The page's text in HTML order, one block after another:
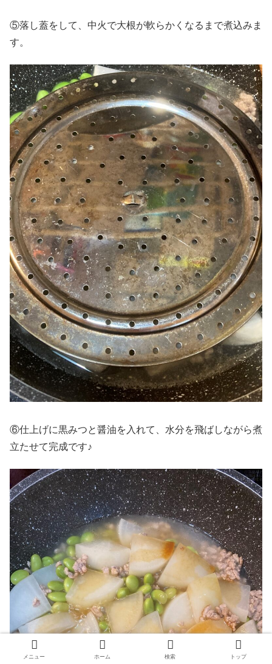
⑤落し蓋をして、中火で大根が軟らかくなるまで煮込みま
す。
⑥仕上げに黒みつと醤油を入れて、水分を飛ばしながら煮
立たせて完成です♪
メニュー ホーム 検索 トップ